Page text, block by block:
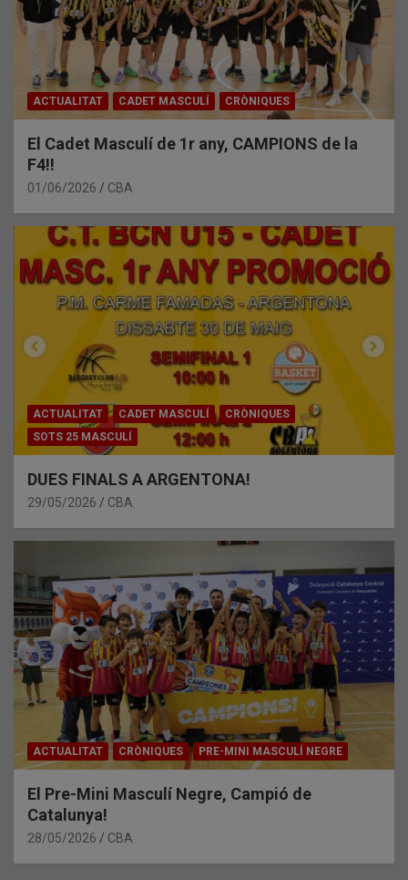
ACTUALITAT CADET MASCULÍ CRÒNIQUES
El Cadet Masculí de 1r any, CAMPIONS de la
F4!!
01/06/2026 CBA
ACTUALITAT CADET MASCULÍ
CRÒNIQUES
SOTS 25 MASCULÍ
DUES FINALS A ARGENTONA!
29/05/2026 CBA
ACTUALITAT CRÒNIQUES PRE-MINI MASCULÍ NEGRE
El Pre-Mini Masculí Negre, Campió de
Catalunya!
28/05/2026 CBA